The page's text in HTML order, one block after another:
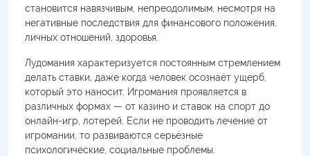
становится навязчивым, непреодолимым, несмотря на
негативные последствия для финансового положения,
личных отношений, здоровья.
Лудомания характеризуется постоянным стремлением
делать ставки, даже когда человек осознаёт ущерб,
который это наносит. Игромания проявляется в
различных формах — от казино и ставок на спорт до
онлайн-игр, лотерей. Если не проводить лечение от
игромании, то развиваются серьёзные
психологические, социальные проблемы.